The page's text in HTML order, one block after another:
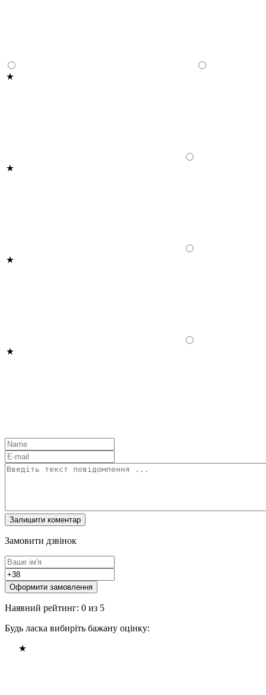
Замовити дзвінок
Оформити замовлення
Наявний рейтинг: 0 из 5
Будь ласка вибиріть бажану оцінку: